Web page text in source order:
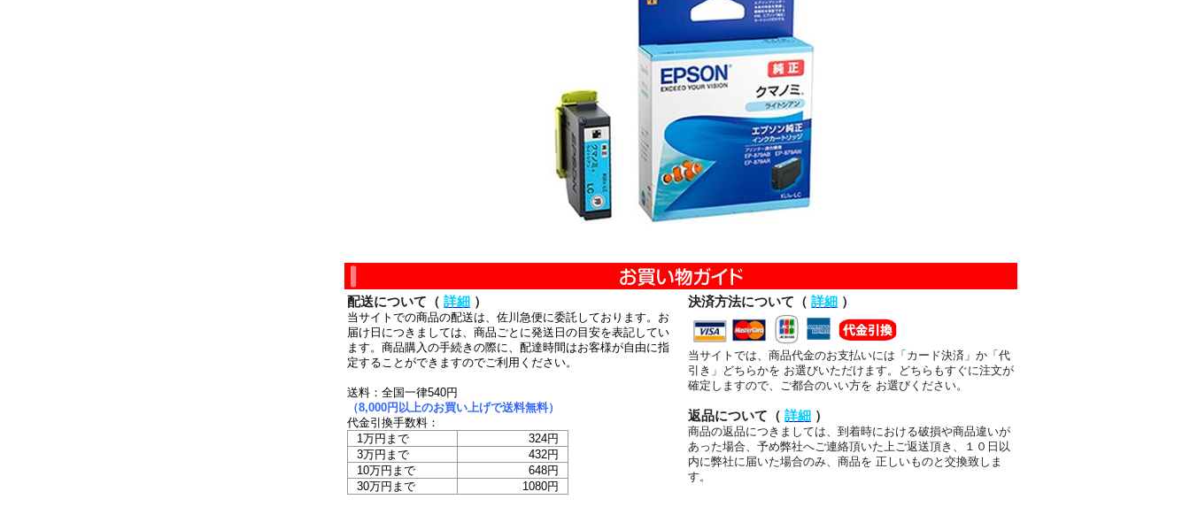
配送について（ 詳細 ）
当サイトでの商品の配送は、佐川急便に委託しております。お
届け日につきましては、商品ごとに発送日の目安を表記してい
ます。商品購入の手続きの際に、配達時間はお客様が自由に指
定することができますのでご利用ください。
送料：全国一律540円
（8,000円以上のお買い上げで送料無料）
代金引換手数料：
1万円まで
324円
3万円まで
432円
10万円まで
648円
30万円まで
1080円
決済方法について（ 詳細 ）
当サイトでは、商品代金のお支払いには「カード決済」か「代
引き」どちらかを お選びいただけます。どちらもすぐに注文が
確定しますので、ご都合のいい方を お選びください。
返品について（ 詳細 ）
商品の返品につきましては、到着時における破損や商品違いが
あった場合、予め弊社へご連絡頂いた上ご返送頂き、１０日以
内に弊社に届いた場合のみ、商品を 正しいものと交換致しま
す。